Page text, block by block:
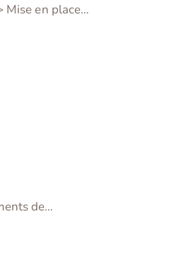
Mise en place…
de…